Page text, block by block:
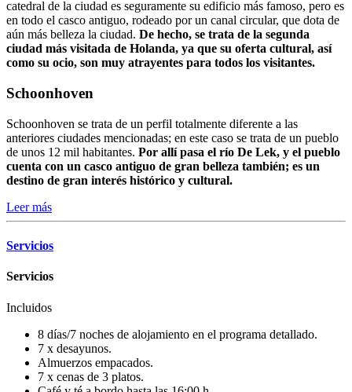
catedral de la ciudad es seguramente su edificio más famoso, pero es
en todo el casco antiguo, rodeado por un canal circular, que dota de
aún más belleza la ciudad. De hecho, se trata de la segunda
ciudad más visitada de Holanda, ya que su oferta cultural, así
como su ocio, son muy atrayentes para todos los visitantes.
Schoonhoven
Schoonhoven se trata de un perfil totalmente diferente a las
anteriores ciudades mencionadas; en este caso se trata de un pueblo
de unos 12 mil habitantes. Por allí pasa el río De Lek, y el pueblo
cuenta con un casco antiguo de gran belleza también; es un
destino de gran interés histórico y cultural.
Leer más
Servicios
Servicios
Incluidos
8 días/7 noches de alojamiento en el programa detallado.
7 x desayunos.
Almuerzos empacados.
7 x cenas de 3 platos.